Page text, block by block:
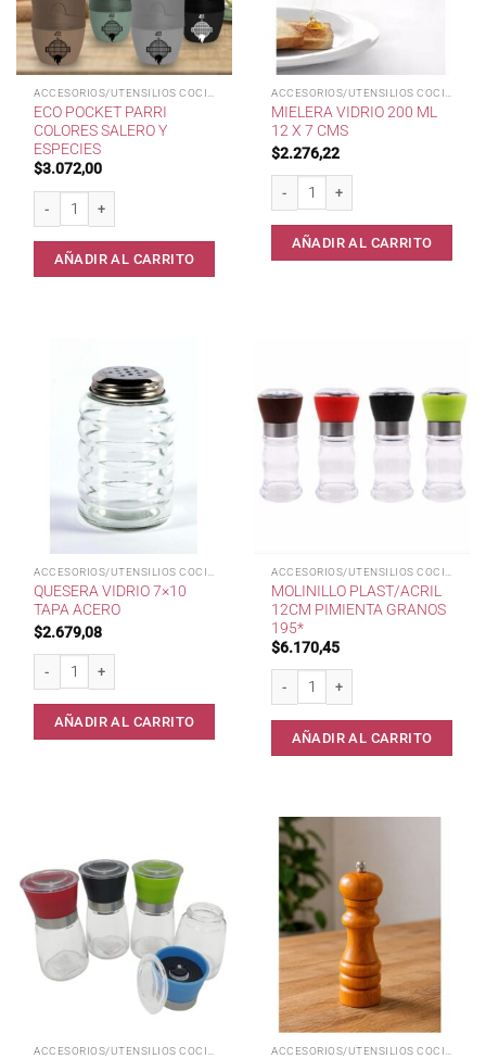
ECO POCKET PARRI
COLORES SALERO Y
ESPECIES
$3.072,00
Eco Pocket Parri Colores Salero y Especies cantidad
AÑADIR AL CARRITO
MIELERA VIDRIO 200 ML
12 X 7 CMS
$2.276,22
Mielera Vidrio 200 ml 12 x 7 cms
AÑADIR AL CARRITO
QUESERA VIDRIO 7×10
TAPA ACERO
$2.679,08
Quesera Vidrio 7x10 Tapa Acero cantidad
AÑADIR AL CARRITO
MOLINILLO PLAST/ACRIL
12CM PIMIENTA GRANOS
195*
$6.170,45
Molinillo Plast/Acril 12cm Pimienta
AÑADIR AL CARRITO